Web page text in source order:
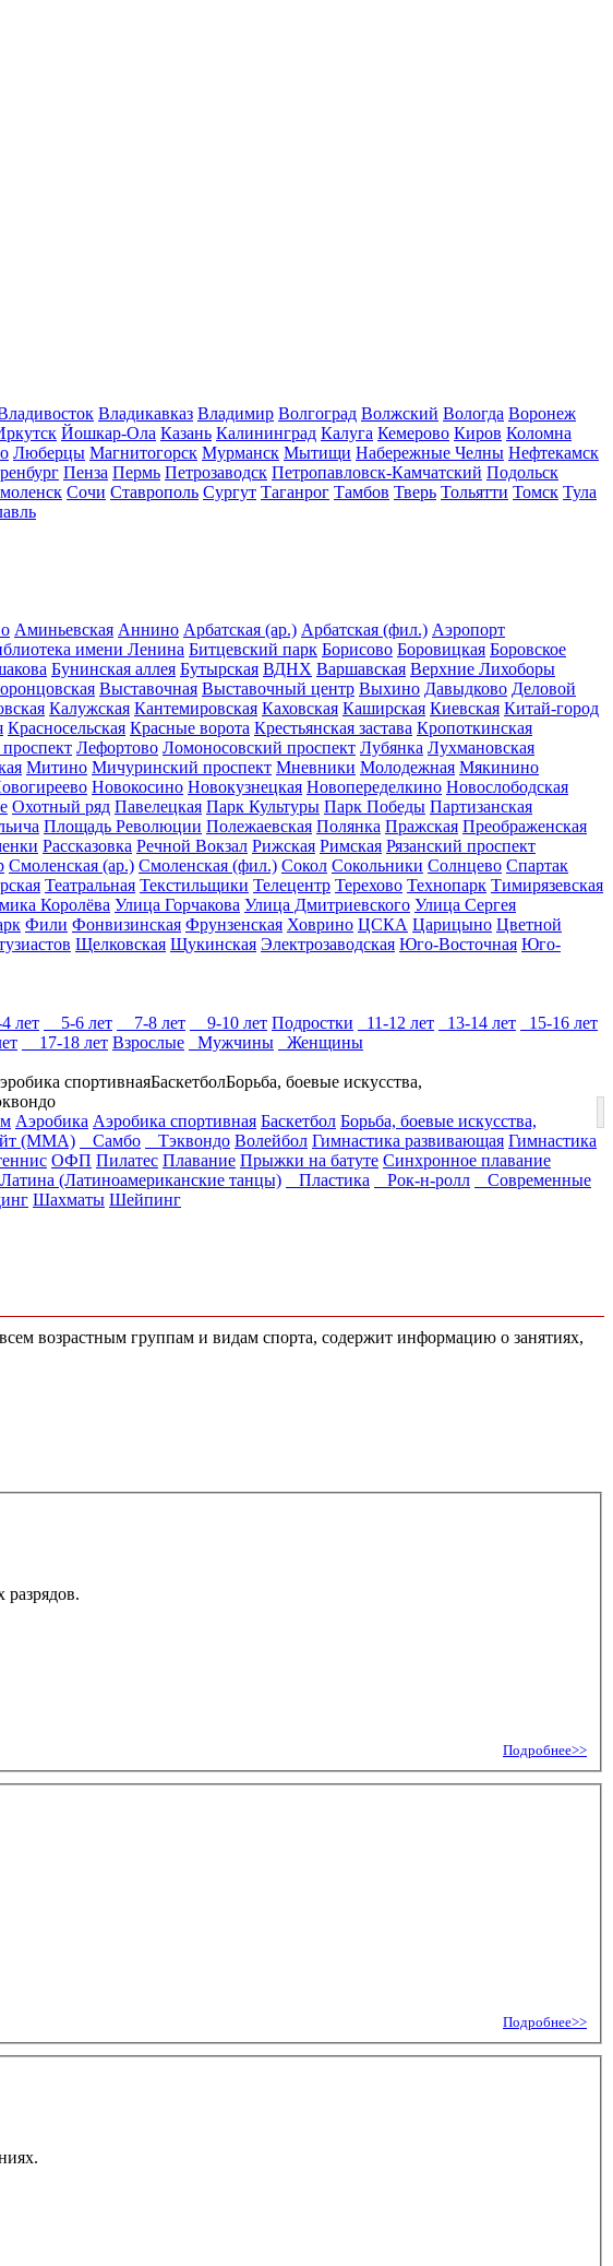
Владикавказ Владимир Волгоград Волжский Вологда Воронеж
Йошкар-Ола Казань Калининград Калуга Кемерово Киров Коломна
Люберцы Магнитогорск Мурманск Мытищи Набережные Челны Нефтекамск
Пенза Пермь Петрозаводск Петропавловск-Камчатский Подольск
Сочи Ставрополь Сургут Таганрог Тамбов Тверь Тольятти Томск Тула
Аминьевская Аннино Арбатская (ар.) Арбатская (фил.) Аэропорт
имени Ленина Битцевский парк Борисово Боровицкая Боровское
Бунинская аллея Бутырская ВДНХ Варшавская Верхние Лихоборы
Выставочная Выставочный центр Выхино Давыдково Деловой
Калужская Кантемировская Каховская Каширская Киевская Китай-город
Красносельская Красные ворота Крестьянская застава Кропоткинская
Лефортово Ломоносовский проспект Лубянка Лухмановская
Митино Мичуринский проспект Мневники Молодежная Мякинино
Новокосино Новокузнецкая Новопеределкино Новослободская
Охотный ряд Павелецкая Парк Культуры Парк Победы Партизанская
Площадь Революции Полежаевская Полянка Пражская Преображенская
Рассказовка Речной Вокзал Рижская Римская Рязанский проспект
Смоленская (ар.) Смоленская (фил.) Сокол Сокольники Солнцево Спартак
Театральная Текстильщики Телецентр Терехово Технопарк Тимирязевская
Королёва Улица Горчакова Улица Дмитриевского Улица Сергея
Фили Фонвизинская Фрунзенская Ховрино ЦСКА Царицыно Цветной
Щелковская Щукинская Электрозаводская Юго-Восточная Юго-
лет 5-6 лет 7-8 лет 9-10 лет Подростки 11-12 лет 13-14 лет
15-16 лет
17-18 лет Взрослые Мужчины
Женщины
спортивнаяБаскетболБорьба, боевые искусства,
Аэробика Аэробика спортивная Баскетбол Борьба, боевые искусства,
(ММА) Самбо Тэквондо Волейбол Гимнастика развивающая Гимнастика
ОФП Пилатес Плавание Прыжки на батуте Синхронное плавание
(Латиноамериканские танцы) Пластика Рок-н-ролл
Современные
Шахматы Шейпинг
возрастным группам и видам спорта, содержит информацию о занятиях,
разрядов.
Подробнее>>
Подробнее>>